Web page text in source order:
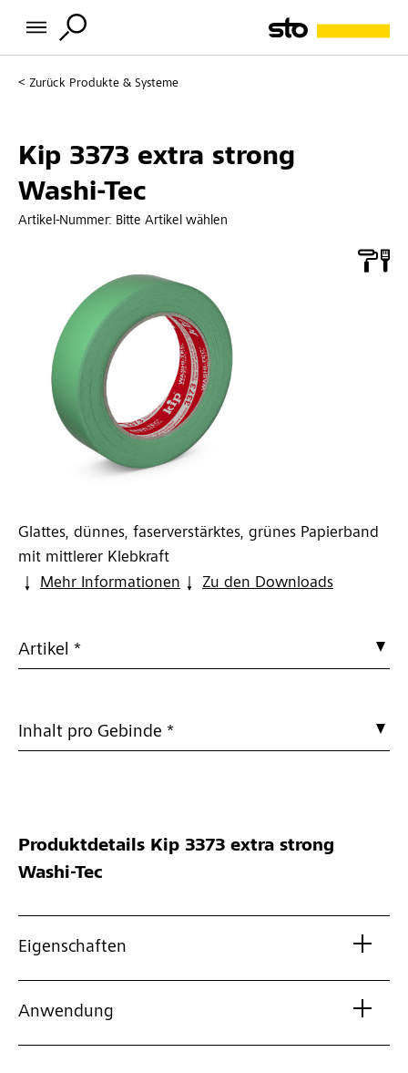
Zurück Produkte & Systeme
Kip 3373 extra strong
Washi-Tec
Artikel-Nummer: Bitte Artikel wählen
Glattes, dünnes, faserverstärktes, grünes Papierband
mit mittlerer Klebkraft
Mehr Informationen
Zu den Downloads
Artikel *
Inhalt pro Gebinde *
Produktdetails Kip 3373 extra strong
Washi-Tec
Eigenschaften
Anwendung